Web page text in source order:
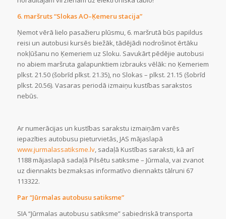
6. maršruts “Slokas AO–Ķemeru stacija”
Ņemot vērā lielo pasažieru plūsmu, 6. maršrutā būs papildus
reisi un autobusi kursēs biežāk, tādējādi nodrošinot ērtāku
nokļūšanu no Ķemeriem uz Sloku. Savukārt pēdējie autobusi
no abiem maršruta galapunktiem izbrauks vēlāk: no Ķemeriem
plkst. 21.50 (šobrīd plkst. 21.35), no Slokas – plkst. 21.15 (šobrīd
plkst. 20.56). Vasaras periodā izmaiņu kustības sarakstos
nebūs.
Ar numerācijas un kustības sarakstu izmaiņām varēs
iepazīties autobusu pieturvietās, JAS mājaslapā
www.jurmalassatiksme.lv, sadaļā Kustības saraksti, kā arī
1188 mājaslapā sadaļā Pilsētu satiksme – Jūrmala, vai zvanot
uz diennakts bezmaksas informatīvo diennakts tālruni 67
113322.
Par “Jūrmalas autobusu satiksme”
SIA “Jūrmalas autobusu satiksme” sabiedriskā transporta